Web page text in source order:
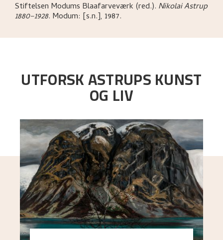
Stiftelsen Modums Blaafarveværk (red.). Nikolai Astrup
1880–1928. Modum: [s.n.], 1987.
UTFORSK ASTRUPS KUNST
OG LIV